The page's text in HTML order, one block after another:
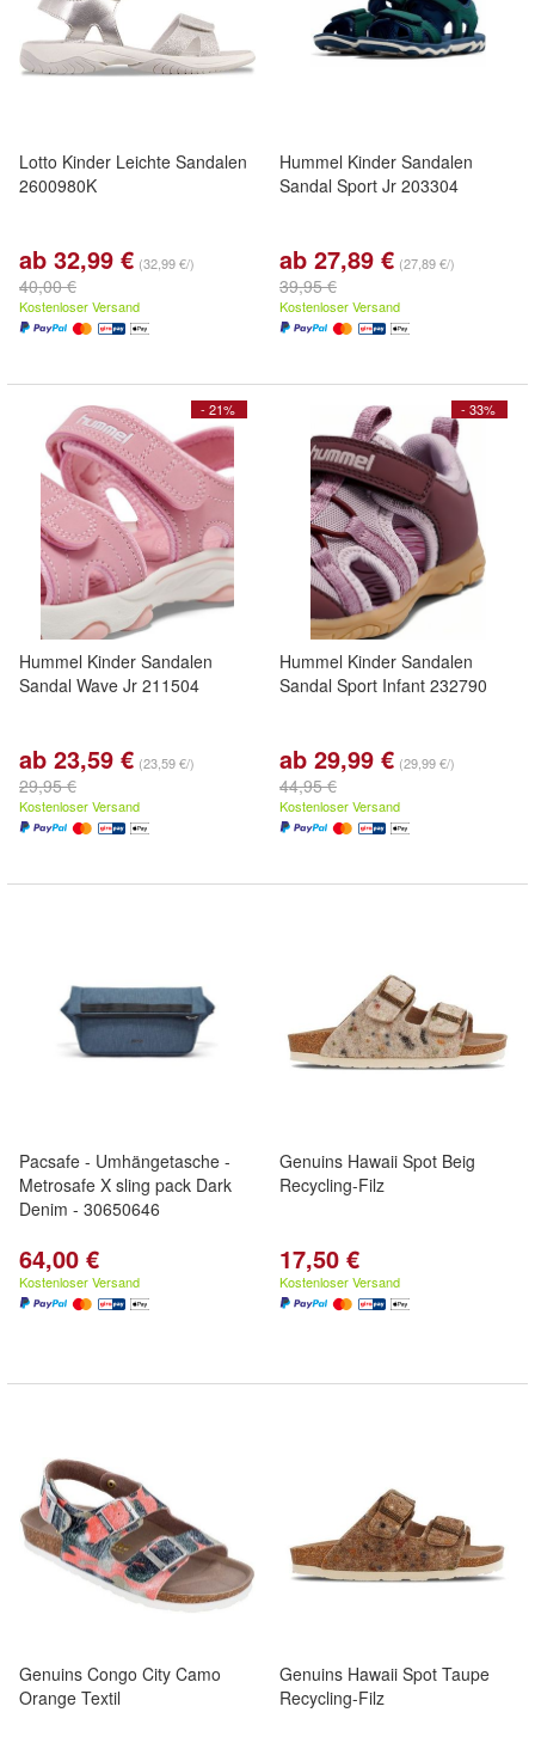
Lotto Kinder Leichte Sandalen
2600980K
ab 32,99 € (32,99 €/)
40,00 €
Kostenloser Versand
Hummel Kinder Sandalen
Sandal Sport Jr 203304
ab 27,89 € (27,89 €/)
39,95 €
Kostenloser Versand
- 21%
Hummel Kinder Sandalen
Sandal Wave Jr 211504
ab 23,59 € (23,59 €/)
29,95 €
Kostenloser Versand
- 33%
Hummel Kinder Sandalen
Sandal Sport Infant 232790
ab 29,99 € (29,99 €/)
44,95 €
Kostenloser Versand
Pacsafe - Umhängetasche -
Metrosafe X sling pack Dark
Denim - 30650646
64,00 €
Kostenloser Versand
Genuins Hawaii Spot Beig
Recycling-Filz
17,50 €
Kostenloser Versand
Genuins Congo City Camo
Orange Textil
Genuins Hawaii Spot Taupe
Recycling-Filz